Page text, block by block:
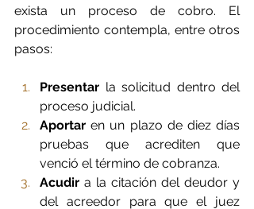
exista un proceso de cobro. El
procedimiento contempla, entre otros
pasos:
Presentar la solicitud dentro del
proceso judicial.
Aportar en un plazo de diez días
pruebas que acrediten que
venció el término de cobranza.
Acudir a la citación del deudor y
del acreedor para que el juez